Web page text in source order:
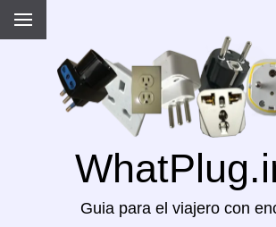
Guia para el viajero con